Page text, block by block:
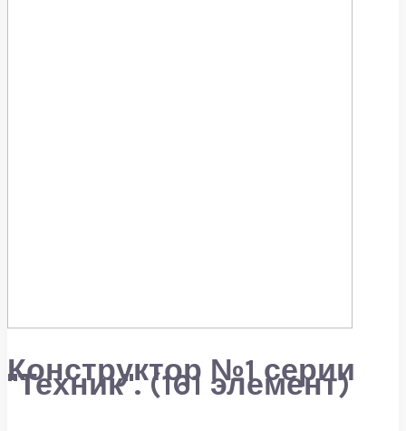
Конструктор №1 серии
"Техник". (161 элемент)